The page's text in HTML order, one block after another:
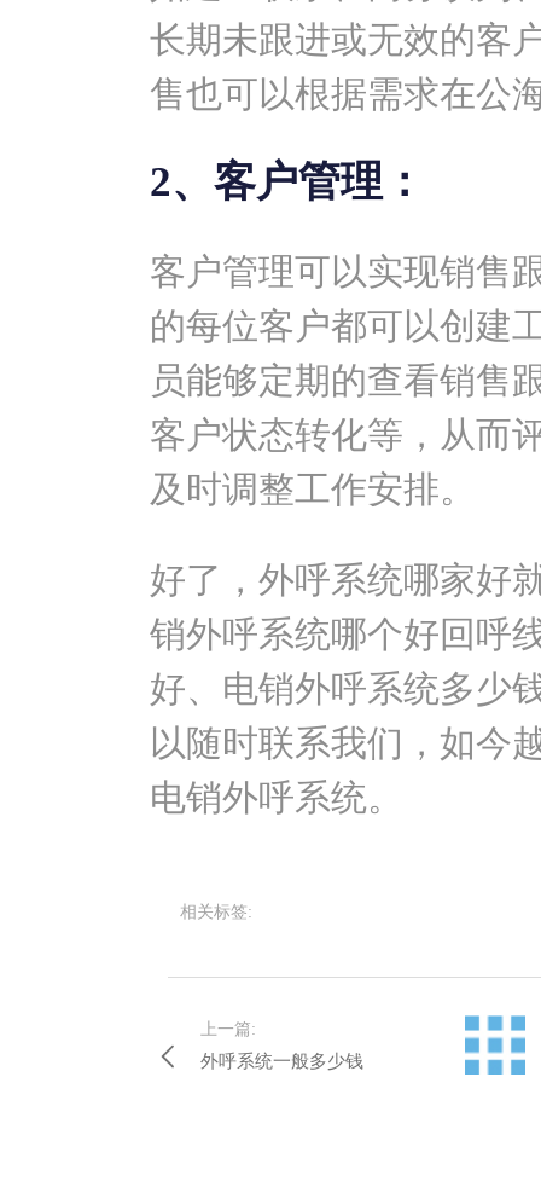
长期未跟进或无效的客
售也可以根据需求在公
2、客户管理：
客户管理可以实现销售
的每位客户都可以创建
员能够定期的查看销售
客户状态转化等，从而
及时调整工作安排。
好了，外呼系统哪家好
销外呼系统哪个好回呼
好、电销外呼系统多少
以随时联系我们，如今
电销外呼系统。
相关标签:
上一篇:
外呼系统一般多少钱